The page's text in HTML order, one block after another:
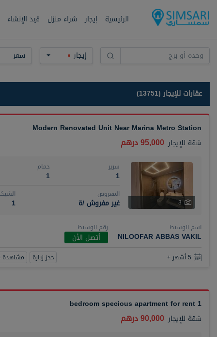
الرئيسية إيجار شراء منزل قيد الإنشاء
إيجار سعر
عقارات للإيجار (13751)
Modern Renovated Unit Near Marina Metro Station
شقة للإيجار 95,000 درهم
3
سرير
1
حمام
1
المعروض
غير مفروش /ة 1
اسم الوسيط
NILOOFAR ABBAS VAKIL
رقم الوسيط
أتصل الأن
5 أشهر + حجز زيارة مشاهدة 360
1 bedroom specious apartment for rent
شقة للإيجار 90,000 درهم